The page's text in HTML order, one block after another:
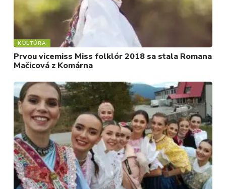
KULTÚRA
Prvou vicemiss Miss folklór 2018 sa stala Romana
Mačicová z Komárna